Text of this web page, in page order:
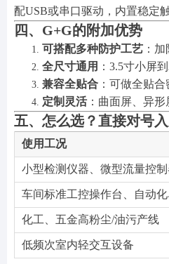
配USB或串口驱动，内置稳定
四、G+G的附加优势
可搭配多种防护工艺 ：
全尺寸通用 ：3.5寸小屏
兼容全贴合 ：可做全贴
定制灵活：曲面屏、异形
五、怎么选？直接对号
使用工况
小型检测仪器、微型流量控制
车间标准工控操作台、自动
化工、五金高粉尘/油污产线
低频次室内轻交互设备